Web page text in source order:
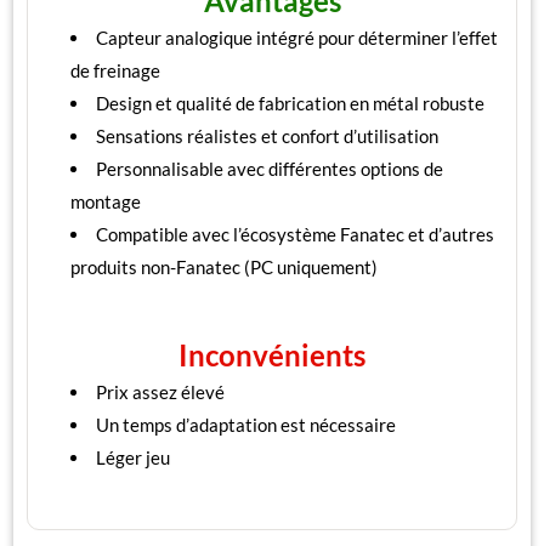
Capteur analogique intégré pour déterminer l’effet
de freinage
Design et qualité de fabrication en métal robuste
Sensations réalistes et confort d’utilisation
Personnalisable avec différentes options de
montage
Compatible avec l’écosystème Fanatec et d’autres
produits non-Fanatec (PC uniquement)
Inconvénients
Prix assez élevé
Un temps d’adaptation est nécessaire
Léger jeu